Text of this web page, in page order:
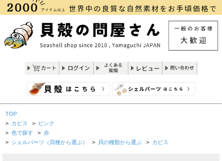
TOP
> カピス > ピンク
> 色で探す > 赤
> シェルパーツ（貝種から選ぶ） > 貝の種類から選ぶ > カピス